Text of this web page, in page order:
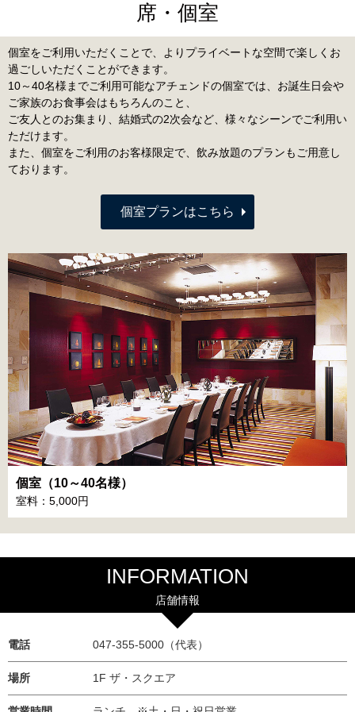
席・個室
個室をご利用いただくことで、よりプライベートな空間で楽しくお
過ごしいただくことができます。
10～40名様までご利用可能なアチェンドの個室では、お誕生日会や
ご家族のお食事会はもちろんのこと、
ご友人とのお集まり、結婚式の2次会など、様々なシーンでご利用い
ただけます。
また、個室をご利用のお客様限定で、飲み放題のプランもご用意し
ております。
個室プランはこちら
個室（10～40名様）
室料：5,000円
INFORMATION
店舗情報
電話 047-355-5000（代表）
場所 1F ザ・スクエア